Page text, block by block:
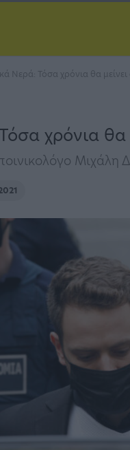
Νερά: Τόσα χρόνια θα
χρόνια
Μιχάλη